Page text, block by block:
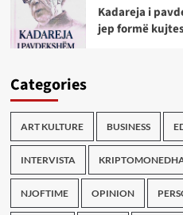
Kadareja i
jep formë
Categories
ART KULTURE BUSINESS
INTERVISTA
NJOFTIME OPINION